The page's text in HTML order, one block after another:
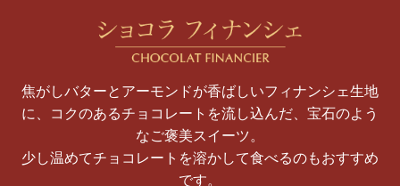
焦がしバターとアーモンドが香ばしいフィナンシェ生地
に、
コクのあるチョコレートを流し込んだ、宝石のよう
なご褒美スイーツ。
少し温めてチョコレートを溶かして食べるのもおすすめ
です。